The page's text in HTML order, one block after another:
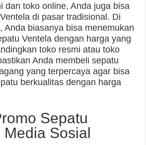
dan toko online, Anda juga bisa
di pasar tradisional. Di
Anda biasanya bisa menemukan
Ventela dengan harga yang
toko resmi atau toko
Anda membeli sepatu
yang terpercaya agar bisa
berkualitas dengan harga
Sepatu
Media Sosial